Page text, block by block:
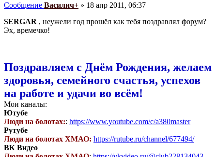
Сообщение Василич+ » 18 апр 2011, 06:37
SERGAR , неужели год прошёл как тебя поздравлял форум?
Эх, времечко!
Поздравляем с Днём Рождения, желаем
здоровья, семейного счастья, успехов
на работе и удачи во всём!
Мои каналы:
Ютубе
Люди на болотах:: https://www.youtube.com/c/a380master
Рутубе
Люди на болотах ХМАО: https://rutube.ru/channel/677494/
ВК Видео